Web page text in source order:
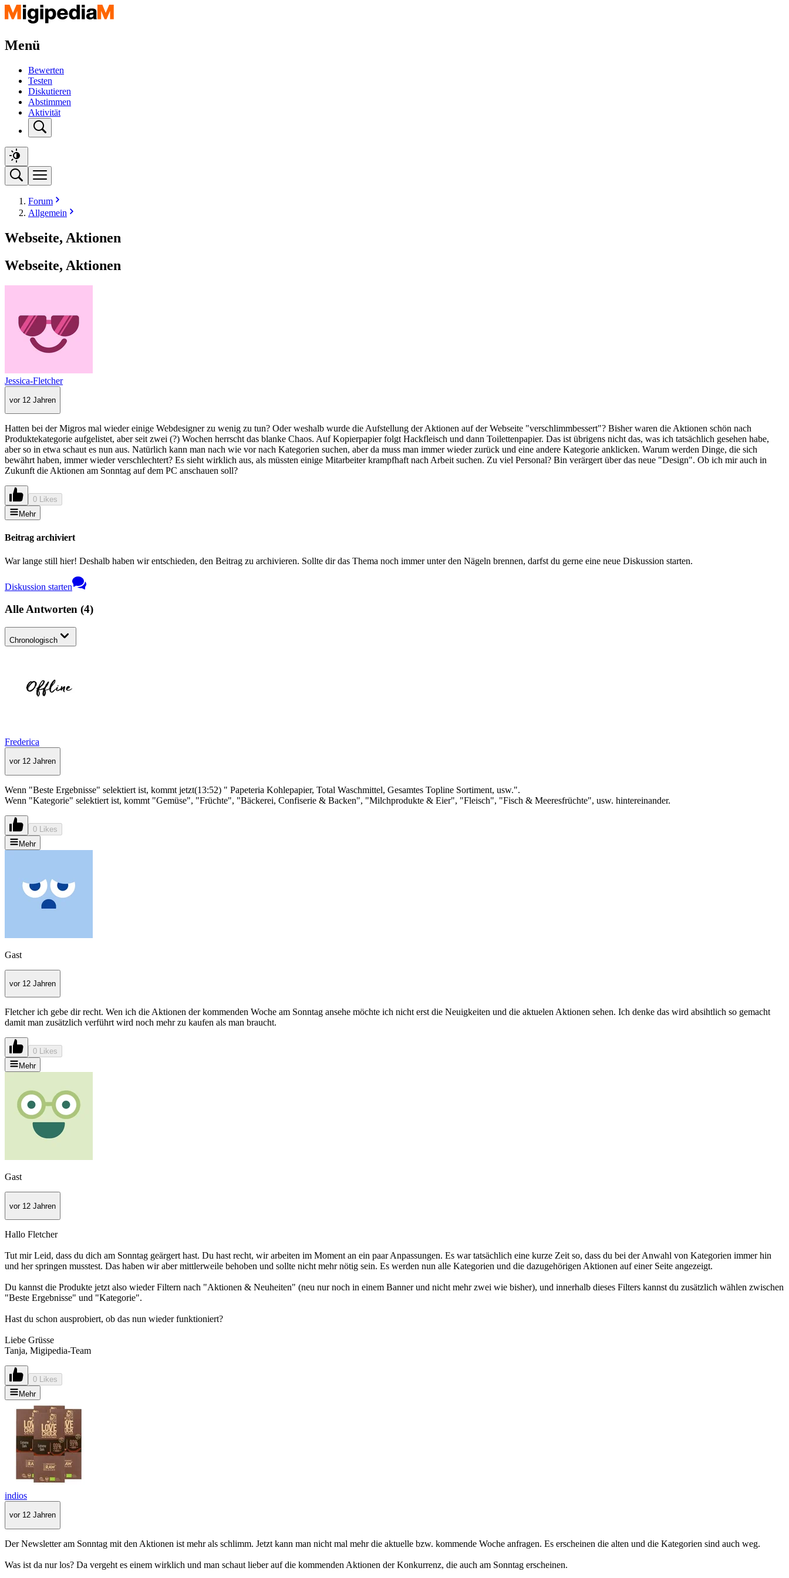
Menü
Bewerten
Testen
Diskutieren
Abstimmen
Aktivität
Forum
Allgemein
Webseite, Aktionen
Webseite, Aktionen
Jessica-Fletcher
vor 12 Jahren
Hatten bei der Migros mal wieder einige Webdesigner zu wenig zu tun? Oder weshalb wurde die Aufstellung der Aktionen auf der Webseite "verschlimmbessert"? Bisher waren die Aktionen schön nach
Produktekategorie aufgelistet, aber seit zwei (?) Wochen herrscht das blanke Chaos. Auf Kopierpapier folgt Hackfleisch und dann Toilettenpapier. Das ist übrigens nicht das, was ich tatsächlich gesehen habe,
aber so in etwa schaut es nun aus. Natürlich kann man nach wie vor nach Kategorien suchen, aber da muss man immer wieder zurück und eine andere Kategorie anklicken. Warum werden Dinge, die sich
bewährt haben, immer wieder verschlechtert? Es sieht wirklich aus, als müssten einige Mitarbeiter krampfhaft nach Arbeit suchen. Zu viel Personal? Bin verärgert über das neue "Design". Ob ich mir auch in
Zukunft die Aktionen am Sonntag auf dem PC anschauen soll?
0 Likes
Mehr
Beitrag archiviert
War lange still hier! Deshalb haben wir entschieden, den Beitrag zu archivieren. Sollte dir das Thema noch immer unter den Nägeln brennen, darfst du gerne eine neue Diskussion starten.
Diskussion starten
Alle Antworten (4)
Chronologisch
Frederica
vor 12 Jahren
Wenn "Beste Ergebnisse" selektiert ist, kommt jetzt(13:52) " Papeteria Kohlepapier, Total Waschmittel, Gesamtes Topline Sortiment, usw.".
Wenn "Kategorie" selektiert ist, kommt "Gemüse", "Früchte", "Bäckerei, Confiserie & Backen", "Milchprodukte & Eier", "Fleisch", "Fisch & Meeresfrüchte", usw. hintereinander.
0 Likes
Mehr
Gast
vor 12 Jahren
Fletcher ich gebe dir recht. Wen ich die Aktionen der kommenden Woche am Sonntag ansehe möchte ich nicht erst die Neuigkeiten und die aktuelen Aktionen sehen. Ich denke das wird absihtlich so gemacht
damit man zusätzlich verführt wird noch mehr zu kaufen als man braucht.
0 Likes
Mehr
Gast
vor 12 Jahren
Hallo Fletcher
Tut mir Leid, dass du dich am Sonntag geärgert hast. Du hast recht, wir arbeiten im Moment an ein paar Anpassungen. Es war tatsächlich eine kurze Zeit so, dass du bei der Anwahl von Kategorien immer hin
und her springen musstest. Das haben wir aber mittlerweile behoben und sollte nicht mehr nötig sein. Es werden nun alle Kategorien und die dazugehörigen Aktionen auf einer Seite angezeigt.
Du kannst die Produkte jetzt also wieder Filtern nach "Aktionen & Neuheiten" (neu nur noch in einem Banner und nicht mehr zwei wie bisher), und innerhalb dieses Filters kannst du zusätzlich wählen zwischen
"Beste Ergebnisse" und "Kategorie".
Hast du schon ausprobiert, ob das nun wieder funktioniert?
Liebe Grüsse
Tanja, Migipedia-Team
0 Likes
Mehr
indios
vor 12 Jahren
Der Newsletter am Sonntag mit den Aktionen ist mehr als schlimm. Jetzt kann man nicht mal mehr die aktuelle bzw. kommende Woche anfragen. Es erscheinen die alten und die Kategorien sind auch weg.
Was ist da nur los? Da vergeht es einem wirklich und man schaut lieber auf die kommenden Aktionen der Konkurrenz, die auch am Sonntag erscheinen.